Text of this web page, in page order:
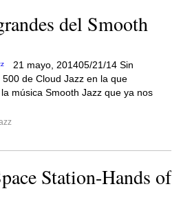
del Smooth
21 mayo, 201405/21/14 Sin
de Cloud Jazz en la que
música Smooth Jazz que ya nos
Station-Hands of